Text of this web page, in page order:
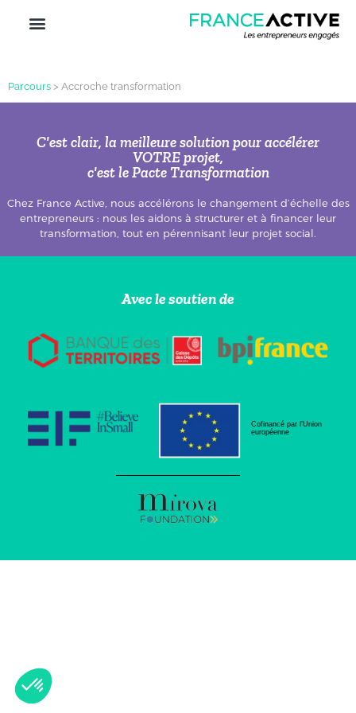
Parcours > Accroche transformation
C'est clair, la meilleure solution pour accélérer
VOTRE projet,
c'est le Pacte Transformation
Chez France Active, nous accélérons le changement d’échelle des
entrepreneurs : nous les aidons à structurer et à financer leur
transformation, tout en pérennisant leur projet social.
Avec le soutien de
Cofinancé par l’Union
européenne